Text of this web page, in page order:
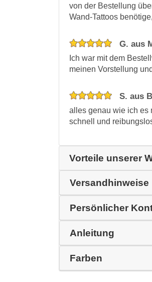
von der Bestellung
Wand-Tattoos
G. aus
Ich war mit dem
meinen Vorstellung
S. aus
alles genau wie ich es
schnell und
Vorteile unserer
Versandhinweise
Persönlicher
Anleitung
Farben